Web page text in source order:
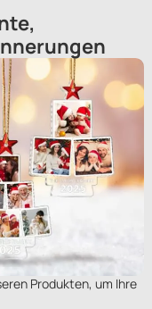
Produkten, um Ihre